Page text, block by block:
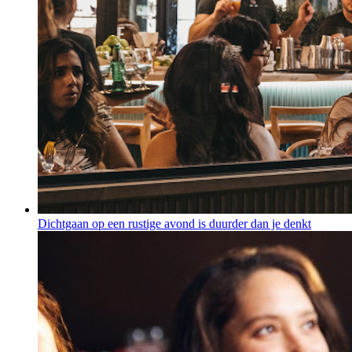
Dichtgaan op een rustige avond is duurder dan je denkt